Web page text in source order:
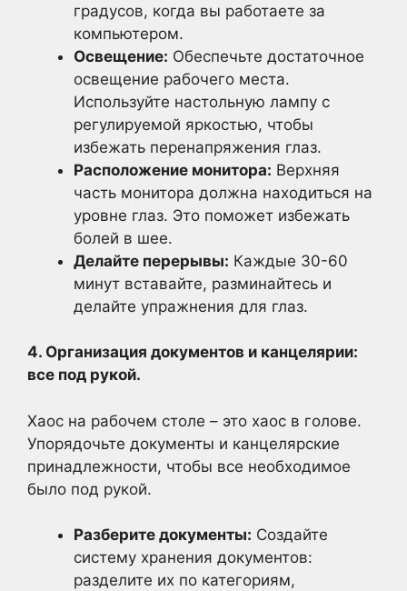
градусов, когда вы работаете за
компьютером.
Освещение: Обеспечьте достаточное
освещение рабочего места.
Используйте настольную лампу с
регулируемой яркостью, чтобы
избежать перенапряжения глаз.
Расположение монитора: Верхняя
часть монитора должна находиться на
уровне глаз. Это поможет избежать
болей в шее.
Делайте перерывы: Каждые 30-60
минут вставайте, разминайтесь и
делайте упражнения для глаз.
4. Организация документов и канцелярии:
все под рукой.
Хаос на рабочем столе – это хаос в голове.
Упорядочьте документы и канцелярские
принадлежности, чтобы все необходимое
было под рукой.
Разберите документы: Создайте
систему хранения документов:
разделите их по категориям,